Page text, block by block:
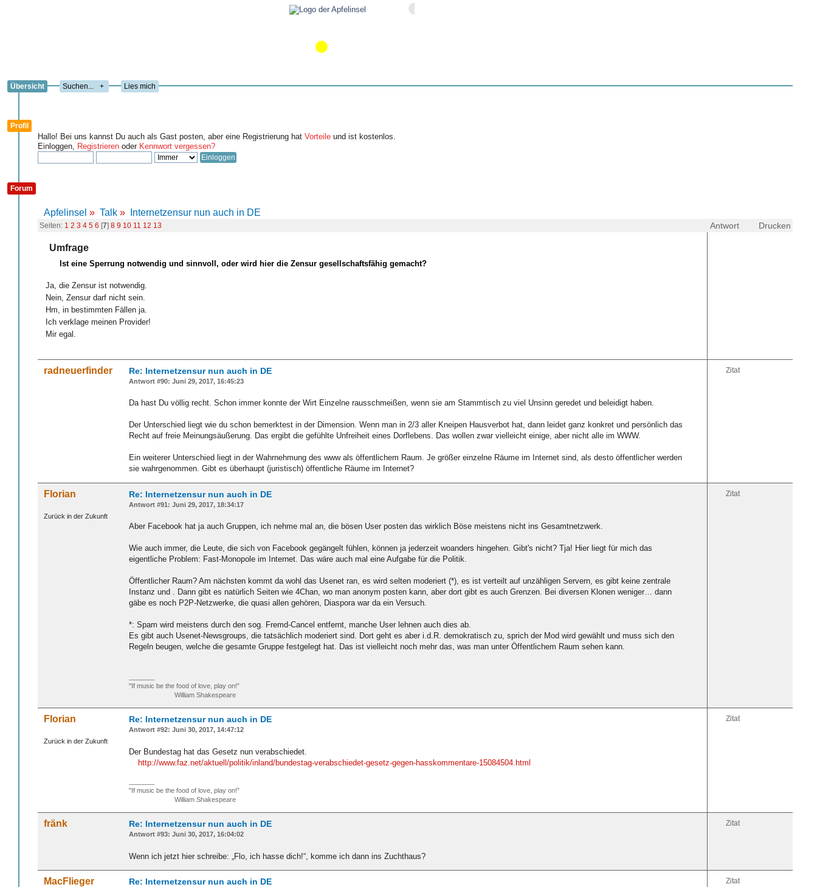
Übersicht + Lies mich
Profil
Hallo! Bei uns kannst Du auch als Gast posten, aber eine Registrierung hat Vorteile und ist kostenlos.
Einloggen, Registrieren oder Kennwort vergessen?
Forum
Apfelinsel » Talk » Internetzensur nun auch in DE
Antwort Drucken
Seiten: 1 2 3 4 5 6 [7] 8 9 10 11 12 13
Umfrage
Ist eine Sperrung notwendig und sinnvoll, oder wird hier die Zensur gesellschaftsfähig gemacht?
Ja, die Zensur ist notwendig.
Nein, Zensur darf nicht sein.
Hm, in bestimmten Fällen ja.
Ich verklage meinen Provider!
Mir egal.
radneuerfinder Zitat
Re: Internetzensur nun auch in DE
Antwort #90: Juni 29, 2017, 16:45:23
Da hast Du völlig recht. Schon immer konnte der Wirt Einzelne rausschmeißen, wenn sie am Stammtisch zu viel Unsinn geredet und beleidigt haben.
Der Unterschied liegt wie du schon bemerktest in der Dimension. Wenn man in 2/3 aller Kneipen Hausverbot hat, dann leidet ganz konkret und persönlich das
Recht auf freie Meinungsäußerung. Das ergibt die gefühlte Unfreiheit eines Dorflebens. Das wollen zwar vielleicht einige, aber nicht alle im WWW.
Ein weiterer Unterschied liegt in der Wahrnehmung des www als öffentlichem Raum. Je größer einzelne Räume im Internet sind, als desto öffentlicher werden
sie wahrgenommen. Gibt es überhaupt (juristisch) öffentliche Räume im Internet?
Florian
Zurück in der Zukunft
Zitat
Re: Internetzensur nun auch in DE
Antwort #91: Juni 29, 2017, 18:34:17
Aber Facebook hat ja auch Gruppen, ich nehme mal an, die bösen User posten das wirklich Böse meistens nicht ins Gesamtnetzwerk.
Wie auch immer, die Leute, die sich von Facebook gegängelt fühlen, können ja jederzeit woanders hingehen. Gibt's nicht? Tja! Hier liegt für mich das
eigentliche Problem: Fast-Monopole im Internet. Das wäre auch mal eine Aufgabe für die Politik.
Öffentlicher Raum? Am nächsten kommt da wohl das Usenet ran, es wird selten moderiert (*), es ist verteilt auf unzähligen Servern, es gibt keine zentrale
Instanz und . Dann gibt es natürlich Seiten wie 4Chan, wo man anonym posten kann, aber dort gibt es auch Grenzen. Bei diversen Klonen weniger… dann
gäbe es noch P2P-Netzwerke, die quasi allen gehören, Diaspora war da ein Versuch.
*: Spam wird meistens durch den sog. Fremd-Cancel entfernt, manche User lehnen auch dies ab.
Es gibt auch Usenet-Newsgroups, die tatsächlich moderiert sind. Dort geht es aber i.d.R. demokratisch zu, sprich der Mod wird gewählt und muss sich den
Regeln beugen, welche die gesamte Gruppe festgelegt hat. Das ist vielleicht noch mehr das, was man unter Öffentlichem Raum sehen kann.
"If music be the food of love, play on!”
William Shakespeare
Florian
Zurück in der Zukunft
Zitat
Re: Internetzensur nun auch in DE
Antwort #92: Juni 30, 2017, 14:47:12
Der Bundestag hat das Gesetz nun verabschiedet.
http://www.faz.net/aktuell/politik/inland/bundestag-verabschiedet-gesetz-gegen-hasskommentare-15084504.html
"If music be the food of love, play on!”
William Shakespeare
fränk Zitat
Re: Internetzensur nun auch in DE
Antwort #93: Juni 30, 2017, 16:04:02
Wenn ich jetzt hier schreibe: „Flo, ich hasse dich!“, komme ich dann ins Zuchthaus?
MacFlieger Zitat
Re: Internetzensur nun auch in DE